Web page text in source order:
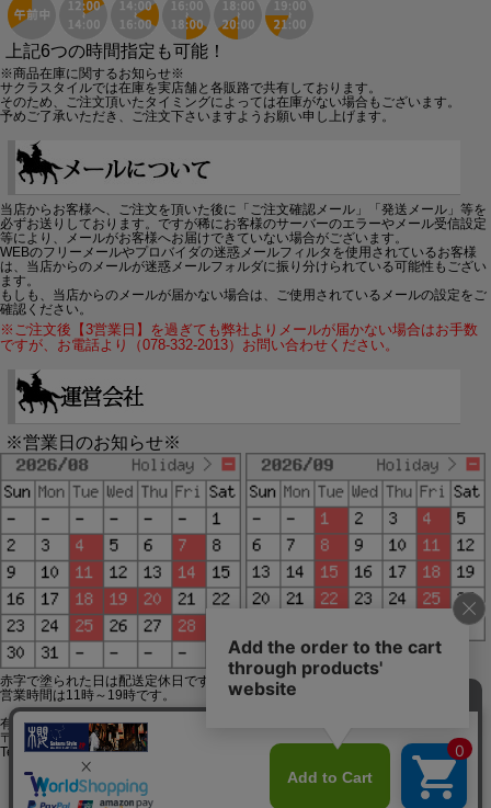
上記6つの時間指定も可能！
※商品在庫に関するお知らせ※
サクラスタイルでは在庫を実店舗と各販路で共有しております。
そのため、ご注文頂いたタイミングによっては在庫がない場合もございます。
予めご了承いただき、ご注文下さいますようお願い申し上げます。
当店からお客様へ、ご注文を頂いた後に「ご注文確認メール」「発送メール」等を
必ずお送りしております。ですが稀にお客様のサーバーのエラーやメール受信設定
等により、メールがお客様へお届けできていない場合がございます。
WEBのフリーメールやプロバイダの迷惑メールフィルタを使用されているお客様
は、当店からのメールが迷惑メールフォルダに振り分けられている可能性もござい
ます。
もしも、当店からのメールが届かない場合は、ご使用されているメールの設定をご
確認ください。
※ご注文後【3営業日】を過ぎても弊社よりメールが届かない場合はお手数
ですが、お電話より（078-332-2013）お問い合わせください。
※営業日のお知らせ※
赤字で塗られた日は配送定休日です。
営業時間は11時～19時です。
有限会社ジップジップ SakuraStyle通販事業部
〒650-0021 神戸市中央区三宮町3-9-19イトウビル1,4F
Tel:078-332-2013 FAX:078-333-6644